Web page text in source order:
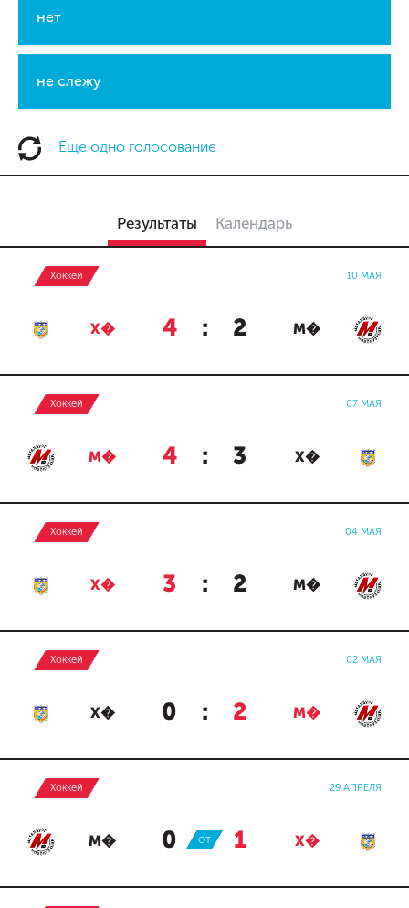
нет
не слежу
Еще одно голосование
Результаты Календарь
Хоккей 10 МАЯ
Х� 4 : 2 М�
Хоккей 07 МАЯ
М� 4 : 3 Х�
Хоккей 04 МАЯ
Х� 3 : 2 М�
Хоккей 02 МАЯ
Х� 0 : 2 М�
Хоккей 29 АПРЕЛЯ
М� 0 : 1 Х�
ОТ